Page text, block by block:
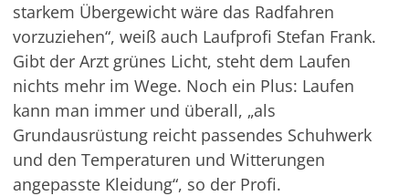
starkem Übergewicht wäre das Radfahren
vorzuziehen“, weiß auch Laufprofi Stefan Frank.
Gibt der Arzt grünes Licht, steht dem Laufen
nichts mehr im Wege. Noch ein Plus: Laufen
kann man immer und überall, „als
Grundausrüstung reicht passendes Schuhwerk
und den Temperaturen und Witterungen
angepasste Kleidung“, so der Profi.